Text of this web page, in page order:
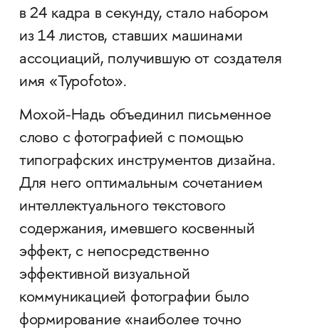
в 24 кадра в секунду, стало набором
из 14 листов, ставших машинами
ассоциаций, получившую от создателя
имя «Typofoto».
Мохой-Надь объединил письменное
слово с фотографией с помощью
типографских инструментов дизайна.
Для него оптимальным сочетанием
интеллектуального текстового
содержания, имевшего косвенный
эффект, с непосредственно
эффективной визуальной
коммуникацией фотографии было
формирование «наиболее точно